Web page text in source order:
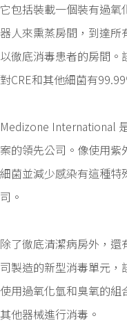
它包括裝載一個裝有過氧
器人來熏蒸房間，到達所
以徹底消毒患者的房間。
對CRE和其他細菌有
Medizone International
案的領先公司。像使用紫
細菌並減少感染有這種特
司。
除了徹底清潔病房外，還
司製造的新型消毒單元，
使用過氧化氫和臭氧的組
其他器械進行消毒。